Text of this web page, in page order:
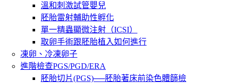
溫和刺激試管嬰兒
胚胎雷射輔助性孵化
單一精蟲顯微注射（ICSI）
取卵手術跟胚胎植入如何進行
凍卵、冷凍卵子
進階檢查PGS/PGD/ERA
胚胎切片(PGS)──胚胎著床前染色體篩檢